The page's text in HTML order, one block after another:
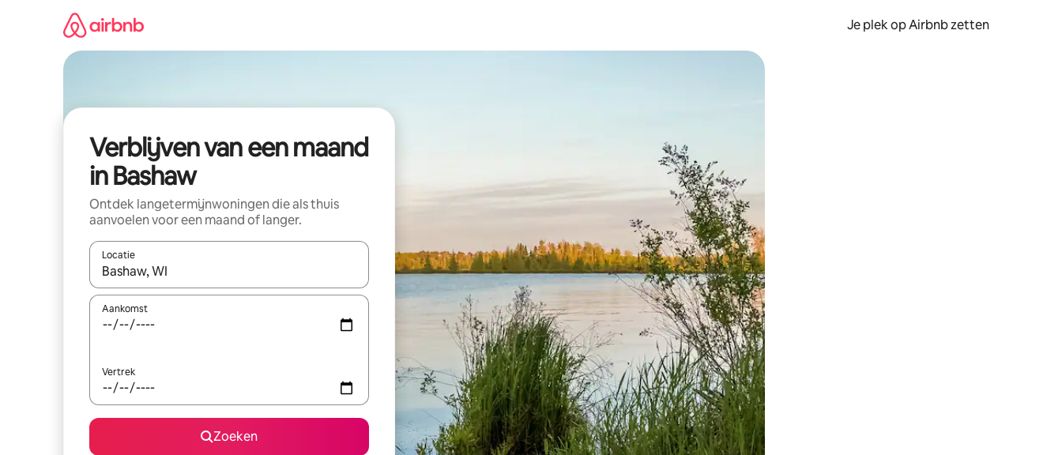
Je plek op Airbnb zetten
Verblijven van een maand
in Bashaw
Ontdek langetermijnwoningen die als thuis
aanvoelen voor een maand of langer.
Locatie
Wanneer er resultaten beschikbaar zijn, maak je een keuze met je de pijltjestoetsen omhoog en omlaag, óf door te tikken of swipen.
Aankomst
Vertrek
Zoeken